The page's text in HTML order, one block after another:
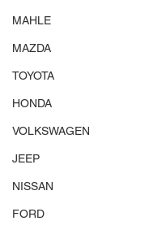
MAHLE
MAZDA
TOYOTA
HONDA
VOLKSWAGEN
JEEP
NISSAN
FORD